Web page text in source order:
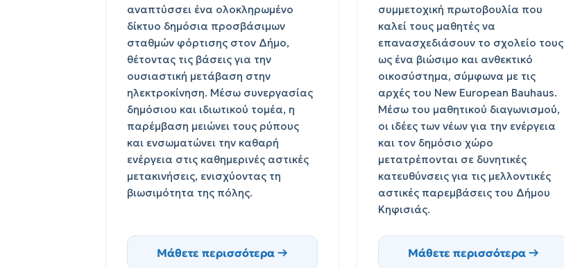
αναπτύσσει ένα ολοκληρωμένο
δίκτυο δημόσια προσβάσιμων
σταθμών φόρτισης στον Δήμο,
θέτοντας τις βάσεις για την
ουσιαστική μετάβαση στην
ηλεκτροκίνηση. Μέσω συνεργασίας
δημόσιου και ιδιωτικού τομέα, η
παρέμβαση μειώνει τους ρύπους
και ενσωματώνει την καθαρή
ενέργεια στις καθημερινές αστικές
μετακινήσεις, ενισχύοντας τη
βιωσιμότητα της πόλης.
Μάθετε περισσότερα →
συμμετοχική πρωτοβουλία που
καλεί τους μαθητές να
επανασχεδιάσουν το σχολείο τους
ως ένα βιώσιμο και ανθεκτικό
οικοσύστημα, σύμφωνα με τις
αρχές του New European Bauhaus.
Μέσω του μαθητικού διαγωνισμού,
οι ιδέες των νέων για την ενέργεια
και τον δημόσιο χώρο
μετατρέπονται σε δυνητικές
κατευθύνσεις για τις μελλοντικές
αστικές παρεμβάσεις του Δήμου
Κηφισιάς.
Μάθετε περισσότερα →